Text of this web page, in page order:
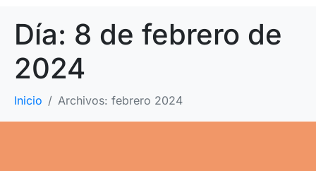
Día: 8 de febrero de
2024
Inicio Archivos: febrero 2024